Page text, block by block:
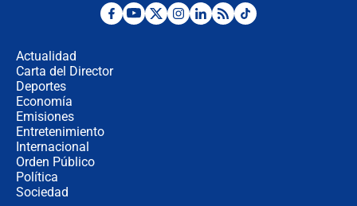
Desde dermatitis hasta infecciones:
Actualidad
Carta del Director
Deportes
Economía
Emisiones
Entretenimiento
Internacional
Orden Público
Política
Sociedad